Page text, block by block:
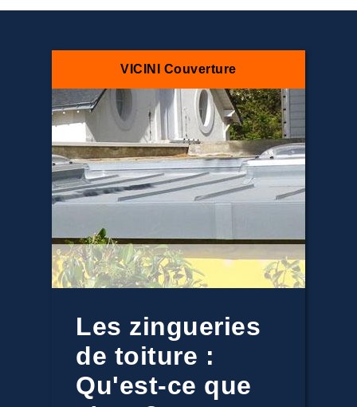
VICINI Couverture
Les zingueries
de toiture :
Qu'est-ce que